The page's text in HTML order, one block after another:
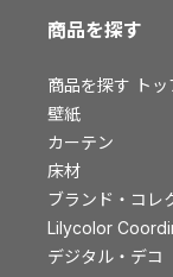
お客様サポート
お客様サポート トップ
資料ダウンロード
画像ダウンロード
動画一覧
お手入れ便利帳
お役立ち資料
お問い合わせ（一般の
商品を探す
商品を探す ト
壁紙
カーテン
床材
ブランド・コレ
Lilycolor
デジタル・デ